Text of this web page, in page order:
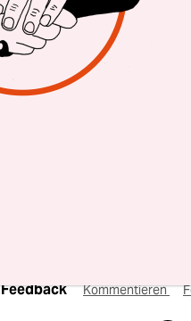
selbstverwaltete Orte
Schutz und Erhalt auf.
zugänglichen
Finden Sie auch?
Feedback Kommentieren